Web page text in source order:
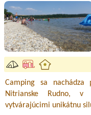
Camping sa
Nitrianske Rudno, v
vytvárajúcimi unikátnu